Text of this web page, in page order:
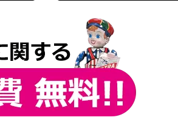
（アンデッドアンラック）
バンダイ
（HUNTER×HUNTER）
バンダイ
（呪術廻戦 Vol.2）
バンダイ